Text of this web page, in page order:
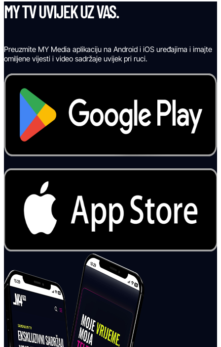
MY TV UVIJEK UZ VAS.
Preuzmite MY Media aplikaciju na Android i iOS uređajima i imajte
omiljene vijesti i video sadržaje uvijek pri ruci.